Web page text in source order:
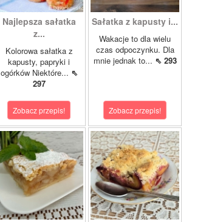
Najlepsza sałatka
z...
Kolorowa sałatka z
kapusty, papryki i
ogórków Niektóre... ⇖
297
Zobacz przepis!
Sałatka z kapusty i...
Wakacje to dla wielu
czas odpoczynku. Dla
mnie jednak to... ⇖ 293
Zobacz przepis!